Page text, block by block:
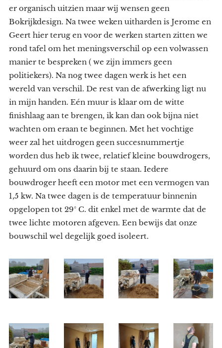
er organisch uitzien maar wij wensen geen
Bokrijkdesign. Na twee weken uitharden is Jerome en
Geert hier terug en voor de werken starten zitten we
rond tafel om het meningsverschil op een volwassen
manier te bespreken ( we zijn immers geen
politiekers). Na nog twee dagen werk is het een
wereld van verschil. De rest van de afwerking ligt nu
in mijn handen. Eén muur is klaar om de witte
finishlaag aan te brengen, ik kan dan ook bijna niet
wachten om eraan te beginnen. Met het vochtige
weer zal het uitdrogen geen succesnummertje
worden dus heb ik twee, relatief kleine bouwdrogers,
gehuurd om ons daarin bij te staan. Iedere
bouwdroger heeft een motor met een vermogen van
1,5 kw. Na twee dagen is de temperatuur binnenin
opgelopen tot 29° C. dit enkel met de warmte dat de
twee lichte motoren afgeven. Een bewijs dat onze
bouwschil wel degelijk goed isoleert.